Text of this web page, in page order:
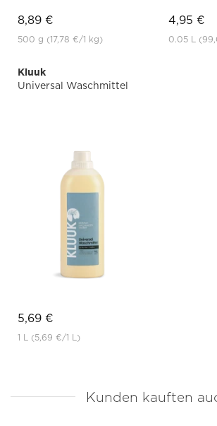
8,89 €
500 g (17,78 €/1 kg)
4,95 €
0.05 L
Kluuk
Universal Waschmittel
5,69 €
1 L (5,69 €/1 L)
Kunden kauften